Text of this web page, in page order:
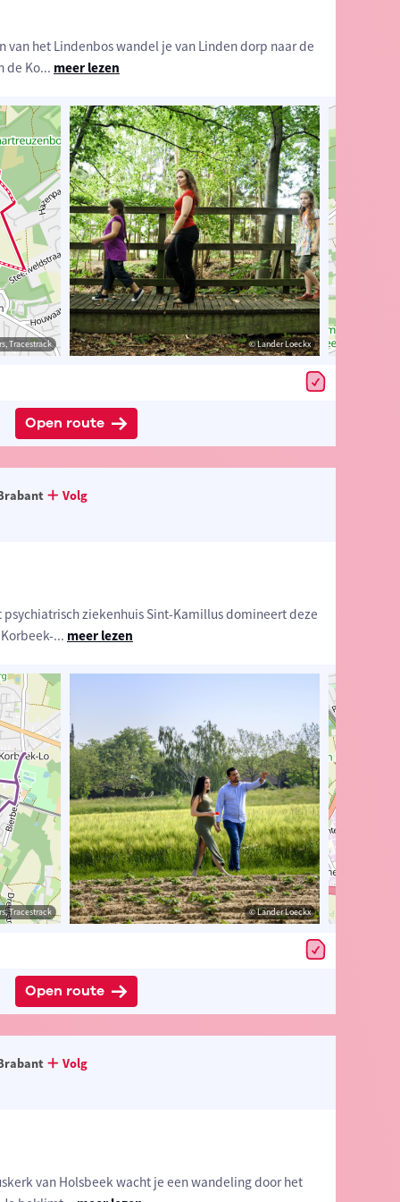
© wandelknooppunt.be - Herlinde Raymakers (Auteur)
van het Lindenbos wandel je van Linden dorp naar de
de Ko... meer lezen
Tracestrack © Lander Loeckx
Open route
© Lander Loeckx
Volg
ziekenhuis Sint-Kamillus domineert deze
... meer lezen
Tracestrack © Lander Loeckx
Open route
Volg
van Holsbeek wacht je een wandeling door het